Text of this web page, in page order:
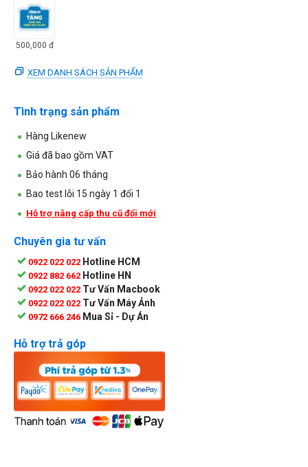
500,000 đ
XEM DANH SÁCH SẢN PHẨM
Tình trạng sản phẩm
Hàng Likenew
Giá đã bao gồm VAT
Bảo hành 06 tháng
Bao test lỗi 15 ngày 1 đổi 1
Hỗ trợ nâng cấp thu cũ đổi mới
Chuyên gia tư vấn
0922 022 022 Hotline HCM
0922 882 662 Hotline HN
0922 022 022 Tư Vấn Macbook
0922 022 022 Tư Vấn Máy Ảnh
0972 666 246 Mua Sỉ - Dự Án
Hỗ trợ trả góp